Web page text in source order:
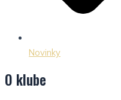
Novinky
O klube